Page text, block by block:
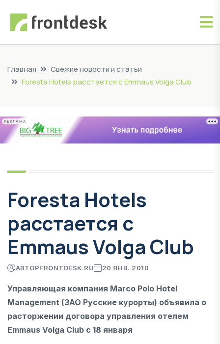
Главная
Свежие новости и статьи
Foresta Hotels расстается с Emmaus Volga Club
РЕКЛАМА
Foresta Hotels
расстается с
Emmaus Volga Club
АВТОРFRONTDESK.RU 20 ЯНВ. 2010
Управляющая компания Marco Polo Hotel
Management (ЗАО Русские курорты) объявила о
расторжении договора управления отелем
Emmaus Volga Club с 18 января